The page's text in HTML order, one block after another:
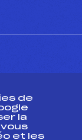
de
la
et les